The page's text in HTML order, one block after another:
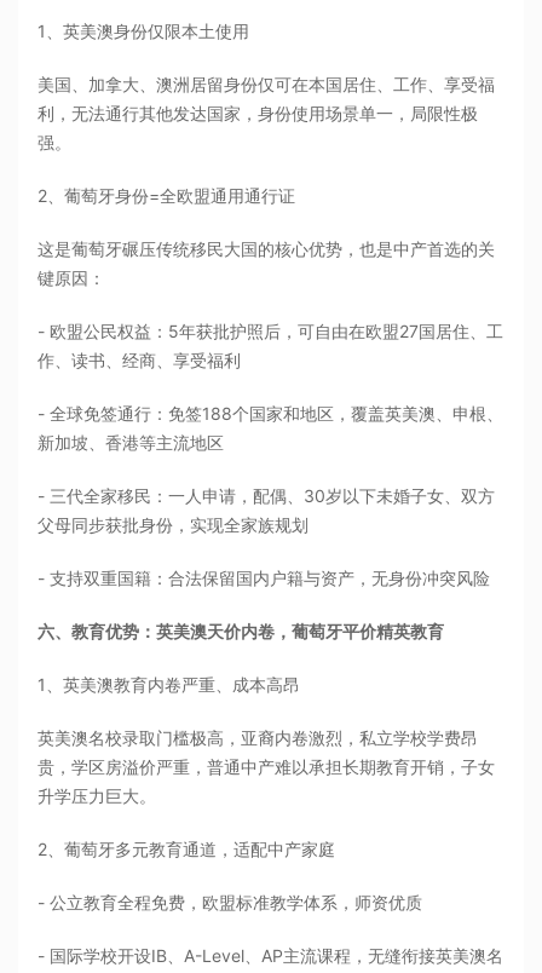
1、英美澳身份仅限本土使用
美国、加拿大、澳洲居留身份仅可在本国居住、工作、享受福
利，无法通行其他发达国家，身份使用场景单一，局限性极
强。
2、葡萄牙身份=全欧盟通用通行证
这是葡萄牙碾压传统移民大国的核心优势，也是中产首选的关
键原因：
- 欧盟公民权益：5年获批护照后，可自由在欧盟27国居住、工
作、读书、经商、享受福利
- 全球免签通行：免签188个国家和地区，覆盖英美澳、申根、
新加坡、香港等主流地区
- 三代全家移民：一人申请，配偶、30岁以下未婚子女、双方
父母同步获批身份，实现全家族规划
- 支持双重国籍：合法保留国内户籍与资产，无身份冲突风险
六、教育优势：英美澳天价内卷，葡萄牙平价精英教育
1、英美澳教育内卷严重、成本高昂
英美澳名校录取门槛极高，亚裔内卷激烈，私立学校学费昂
贵，学区房溢价严重，普通中产难以承担长期教育开销，子女
升学压力巨大。
2、葡萄牙多元教育通道，适配中产家庭
- 公立教育全程免费，欧盟标准教学体系，师资优质
- 国际学校开设IB、A-Level、AP主流课程，无缝衔接英美澳名